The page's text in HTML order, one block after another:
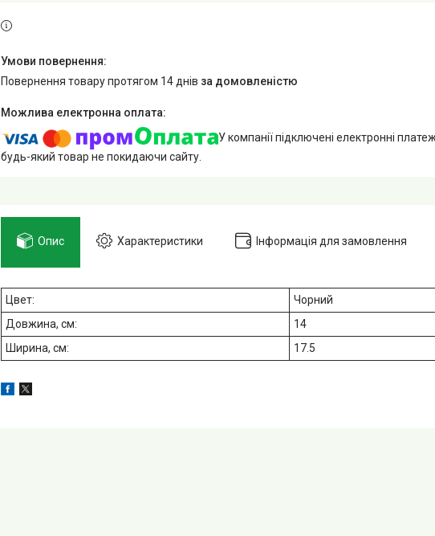
повернення товару протягом 14 днів за домовленістю
У компанії підключені електронні
будь-який товар не покидаючи сайту.
Опис Характеристики Інформація для замовлення
Цвет:
Чорний
Довжина, см:
14
Ширина, см:
17.5